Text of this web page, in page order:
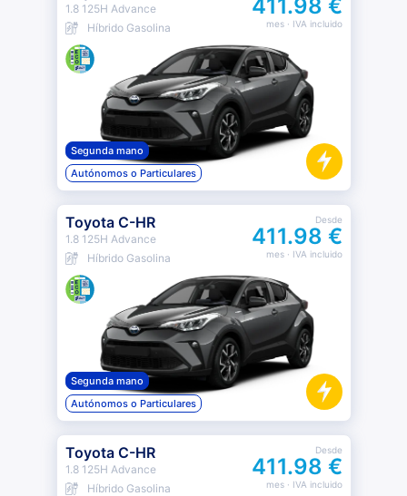
1.8 125H Advance
Híbrido Gasolina
411.98 €
mes· IVA incluido
Segunda mano
Autónomos o Particulares
Toyota C-HR
1.8 125H Advance
Híbrido Gasolina
Desde
411.98 €
mes· IVA incluido
Segunda mano
Autónomos o Particulares
Toyota C-HR
1.8 125H Advance
Híbrido Gasolina
Desde
411.98 €
mes· IVA incluido